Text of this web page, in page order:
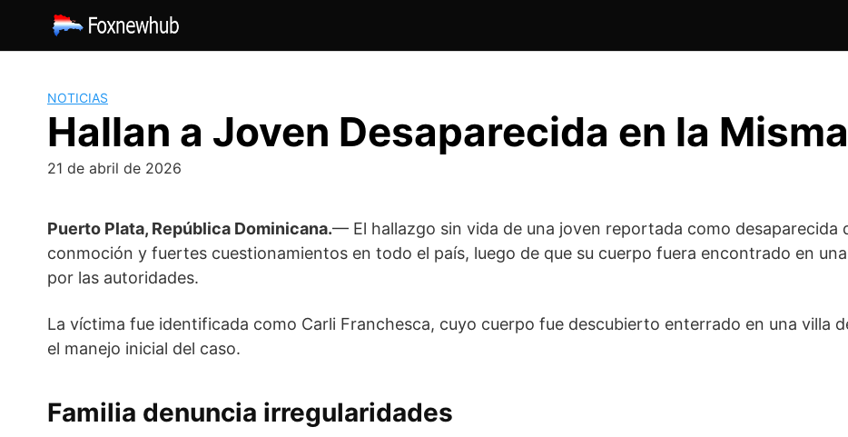
contenido
NOTICIAS
Hallan a Joven Desaparecida en la
21 de abril de 2026
Puerto Plata, República Dominicana.— El hallazgo sin vida de una joven reportada como desaparecida
conmoción y fuertes cuestionamientos en todo el país, luego de que su cuerpo fuera encontrado en
por las autoridades.
La víctima fue identificada como Carli Franchesca, cuyo cuerpo fue descubierto enterrado en una villa
el manejo inicial del caso.
Familia denuncia irregularidades